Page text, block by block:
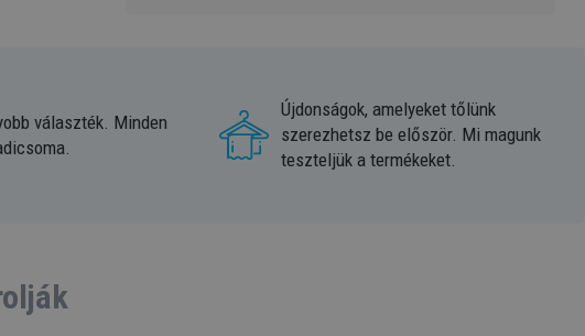
választék. Minden
Újdonságok, amelyeket tőlünk
szerezhetsz be először. Mi magunk
teszteljük a termékeket.